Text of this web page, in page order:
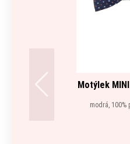
Motýlek
modrá, 100%